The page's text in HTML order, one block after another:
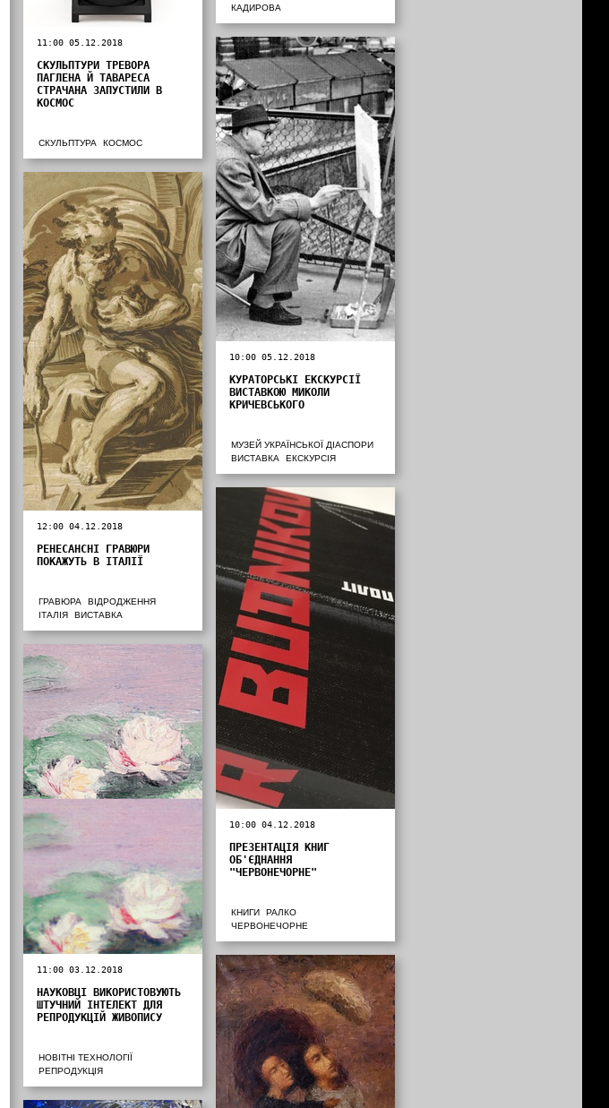
КАДИРОВА
11:00 05.12.2018
СКУЛЬПТУРИ ТРЕВОРА
ПАГЛЕНА Й ТАВАРЕСА
СТРАЧАНА ЗАПУСТИЛИ В
КОСМОС
СКУЛЬПТУРА КОСМОС
10:00 05.12.2018
КУРАТОРСЬКІ ЕКСКУРСІЇ
ВИСТАВКОЮ МИКОЛИ
КРИЧЕВСЬКОГО
МУЗЕЙ УКРАЇНСЬКОЇ ДІАСПОРИ
ВИСТАВКА
ЕКСКУРСІЯ
12:00 04.12.2018
РЕНЕСАНСНІ ГРАВЮРИ
ПОКАЖУТЬ В ІТАЛІЇ
ГРАВЮРА
ВІДРОДЖЕННЯ
ІТАЛІЯ
ВИСТАВКА
10:00 04.12.2018
ПРЕЗЕНТАЦІЯ КНИГ
ОБ'ЄДНАННЯ
"ЧЕРВОНЕЧОРНЕ"
КНИГИ
РАЛКО
ЧЕРВОНЕЧОРНЕ
11:00 03.12.2018
НАУКОВЦІ ВИКОРИСТОВУЮТЬ
ШТУЧНИЙ ІНТЕЛЕКТ ДЛЯ
РЕПРОДУКЦІЙ ЖИВОПИСУ
НОВІТНІ ТЕХНОЛОГІЇ
РЕПРОДУКЦІЯ